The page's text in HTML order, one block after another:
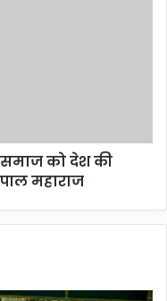
को देश की
महाराज